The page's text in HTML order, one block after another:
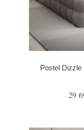
Postel Dizzle
29